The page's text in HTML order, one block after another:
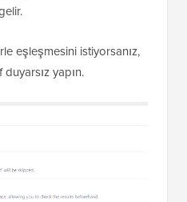
eşleşmesini istiyorsanız,
yapın.